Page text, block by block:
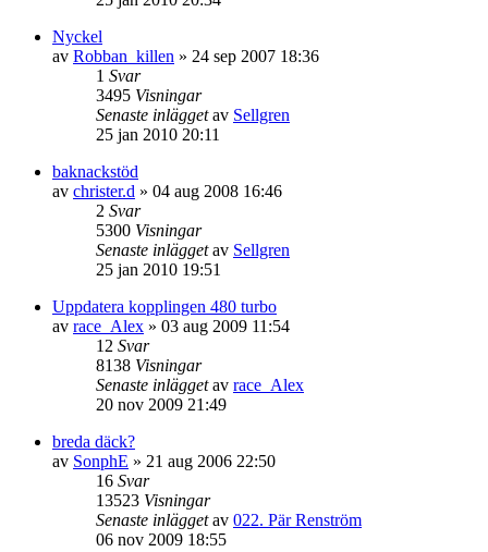
Nyckel
av Robban_killen » 24 sep 2007 18:36
1 Svar
3495 Visningar
Senaste inläggetav Sellgren
25 jan 2010 20:11
baknackstöd
av christer.d » 04 aug 2008 16:46
2 Svar
5300 Visningar
Senaste inläggetav Sellgren
25 jan 2010 19:51
Uppdatera kopplingen 480 turbo
av race_Alex » 03 aug 2009 11:54
12 Svar
8138 Visningar
Senaste inläggetav race_Alex
20 nov 2009 21:49
breda däck?
av SonphE » 21 aug 2006 22:50
16 Svar
13523 Visningar
Senaste inläggetav 022. Pär Renström
06 nov 2009 18:55